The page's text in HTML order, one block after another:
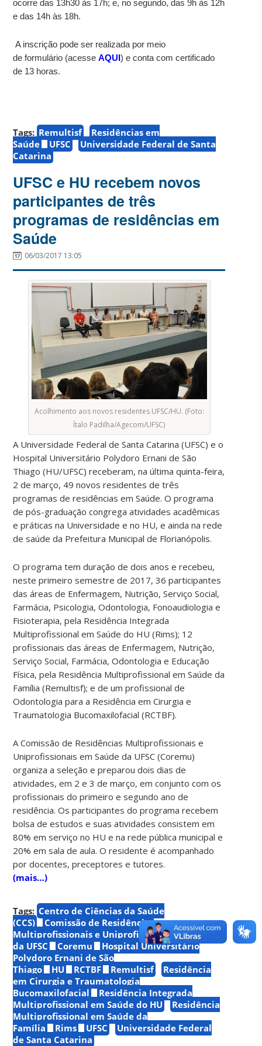
ocorre das 13h30 às 17h; e, no segundo, das 9h às 12h
e das 14h às 18h.
A inscrição pode ser realizada por meio
de formulário (acesseAQUI) e conta com certificado
de 13 horas.
Tags: Remultisf
Residências em
Saúde
UFSC
Universidade Federal de Santa
Catarina
UFSC e HU recebem novos
participantes de três
programas de residências em
Saúde
06/03/2017 13:05
Acolhimento aos novos residentes UFSC/HU. (Foto:
Ítalo Padilha/Agecom/UFSC)
A Universidade Federal de Santa Catarina (UFSC) e o
Hospital Universitário Polydoro Ernani de São
Thiago (HU/UFSC) receberam, na última quinta-feira,
2 de março, 49 novos residentes de três
programas de residências em Saúde. O programa
de pós-graduação congrega atividades acadêmicas
e práticas na Universidade e no HU, e ainda na rede
de saúde da Prefeitura Municipal de Florianópolis.
O programa tem duração de dois anos e recebeu,
neste primeiro semestre de 2017, 36 participantes
das áreas de Enfermagem, Nutrição, Serviço Social,
Farmácia, Psicologia, Odontologia, Fonoaudiologia e
Fisioterapia, pela Residência Integrada
Multiprofissional em Saúde do HU (Rims); 12
profissionais das áreas de Enfermagem, Nutrição,
Serviço Social, Farmácia, Odontologia e Educação
Física, pela Residência Multiprofissional em Saúde da
Família (Remultisf); e de um profissional de
Odontologia para a Residência em Cirurgia e
Traumatologia Bucomaxilofacial (RCTBF).
A Comissão de Residências Multiprofissionais e
Uniprofissionais em Saúde da UFSC (Coremu)
organiza a seleção e preparou dois dias de
atividades, em 2 e 3 de março, em conjunto com os
profissionais do primeiro e segundo ano de
residência. Os participantes do programa recebem
bolsa de estudos e suas atividades consistem em
80% em serviço no HU e na rede pública municipal e
20% em sala de aula. O residente é acompanhado
por docentes, preceptores e tutores.
(mais…)
Tags: Centro de Ciências da Saúde
(CCS)
Comissão de Residências
Multiprofissionais e Uniprofissionais em Saúde
da UFSC
Coremu
Hospital Universitário
Polydoro Ernani de São
Thiago
HU RCTBF Remultisf
Residência
em Cirurgia e Traumatologia
Bucomaxilofacial
Residência Integrada
Multiprofissional em Saúde do HU
Residência
Multiprofissional em Saúde da
Família
Rims UFSC
Universidade Federal
de Santa Catarina